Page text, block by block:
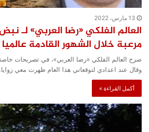
13 مارس، 2022
العالم الفلكي «رضا العربي» لـ
مرعبة خلال الشهور القادمة عالميا
صرح العالم الفلكي «رضا العربي»، في تصريحات
وقال عند اعدادي لتوقعاتي هذا العام ظهرت معي
أكمل القراءة »